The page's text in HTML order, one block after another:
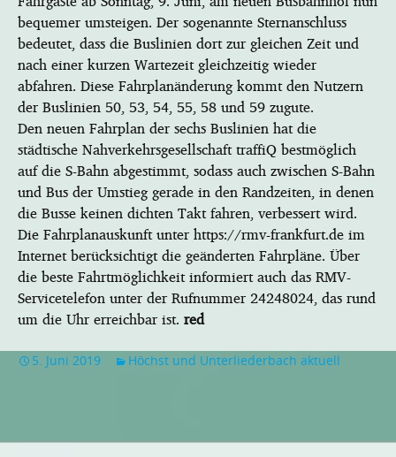
bequemer umsteigen. Der sogenannte Sternanschluss
bedeutet, dass die Buslinien dort zur gleichen Zeit und
nach einer kurzen Wartezeit gleichzeitig wieder
abfahren. Diese Fahrplanänderung kommt den Nutzern
der Buslinien 50, 53, 54, 55, 58 und 59 zugute.
Den neuen Fahrplan der sechs Buslinien hat die
städtische Nahverkehrsgesellschaft traffiQ bestmöglich
auf die S-Bahn abgestimmt, sodass auch zwischen S-Bahn
und Bus der Umstieg gerade in den Randzeiten, in denen
die Busse keinen dichten Takt fahren, verbessert wird.
Die Fahrplanauskunft unter https://rmv-frankfurt.de im
Internet berücksichtigt die geänderten Fahrpläne. Über
die beste Fahrtmöglichkeit informiert auch das RMV-
Servicetelefon unter der Rufnummer 24248024, das rund
um die Uhr erreichbar ist. red
5. Juni 2019 Höchst und Unterliederbach aktuell